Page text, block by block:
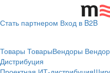
Стать партнером Вход в B2B
Товары ТоварыВендоры
Дистрибуция